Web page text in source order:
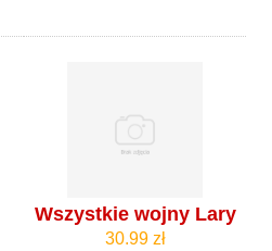
Wszystkie wojny Lary
30.99 zł